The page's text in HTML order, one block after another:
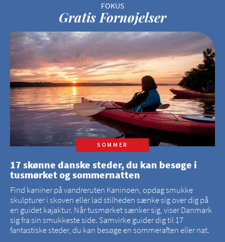
Gratis Fornøjelser
SOMMER
17 skønne danske steder, du kan besøge i
tusmørket og sommernatten
Find kaniner på vandreruten Kaninoen, opdag smukke
skulpturer i skoven eller lad stilheden sænke sig over dig på
en guidet kajaktur. Når tusmørket sænker sig, viser Danmark
sig fra sin smukkeste side. Samvirke guider dig til 17
fantastiske steder, du kan besøge en sommeraften eller nat.